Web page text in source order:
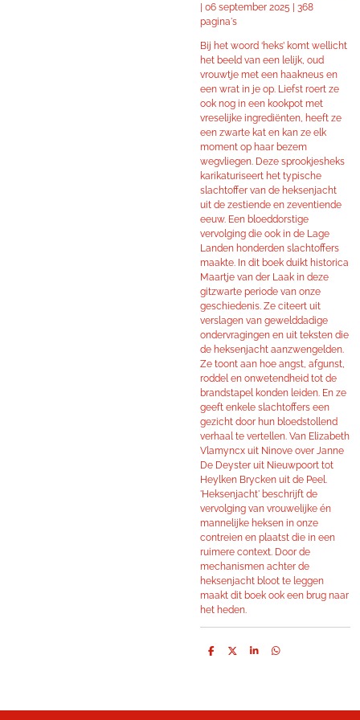
| 06 september 2025 | 368
pagina's
Bij het woord ‘heks’ komt wellicht
het beeld van een lelijk, oud
vrouwtje met een haakneus en
een wrat in je op. Liefst roert ze
ook nog in een kookpot met
vreselijke ingrediënten, heeft ze
een zwarte kat en kan ze elk
moment op haar bezem
wegvliegen. Deze sprookjesheks
karikaturiseert het typische
slachtoffer van de heksenjacht
uit de zestiende en zeventiende
eeuw. Een bloeddorstige
vervolging die ook in de Lage
Landen honderden slachtoffers
maakte. In dit boek duikt historica
Maartje van der Laak in deze
gitzwarte periode van onze
geschiedenis. Ze citeert uit
verslagen van gewelddadige
ondervragingen en uit teksten die
de heksenjacht aanzwengelden.
Ze toont aan hoe angst, afgunst,
roddel en onwetendheid tot de
brandstapel konden leiden. En ze
geeft enkele slachtoffers een
gezicht door hun bloedstollend
verhaal te vertellen. Van Elizabeth
Vlamyncx uit Ninove over Janne
De Deyster uit Nieuwpoort tot
Heylken Brycken uit de Peel.
'Heksenjacht' beschrijft de
vervolging van vrouwelijke én
mannelijke heksen in onze
contreien en plaatst die in een
ruimere context. Door de
mechanismen achter de
heksenjacht bloot te leggen
maakt dit boek ook een brug naar
het heden.
D
D
S
D